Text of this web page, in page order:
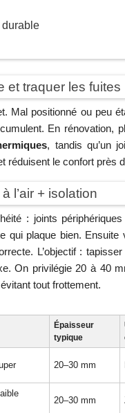
durable
et traquer les fuites
Mal positionné ou peu
En rénovation,
, tandis qu’un
réduisent le confort près
l’air + isolation
: joints
qui plaque bien.
L’objectif :
On privilégie 20 à 40
tout frottement.
Épaisseur
typique
20–30 mm
20–30 mm